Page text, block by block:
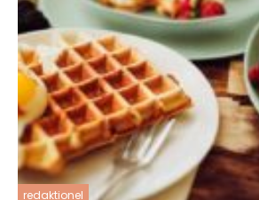
redaktionel